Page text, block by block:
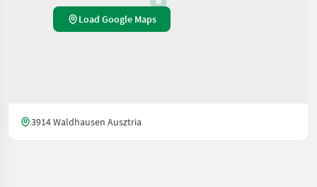
Load Google Maps
3914 Waldhausen Ausztria